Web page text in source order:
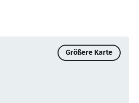
Größere Karte